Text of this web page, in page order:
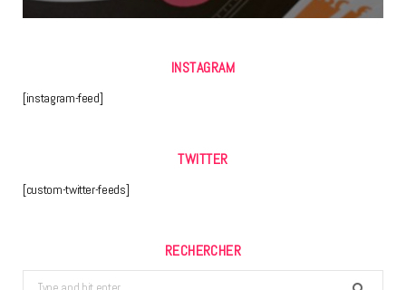
INSTAGRAM
[instagram-feed]
TWITTER
[custom-twitter-feeds]
RECHERCHER
Search